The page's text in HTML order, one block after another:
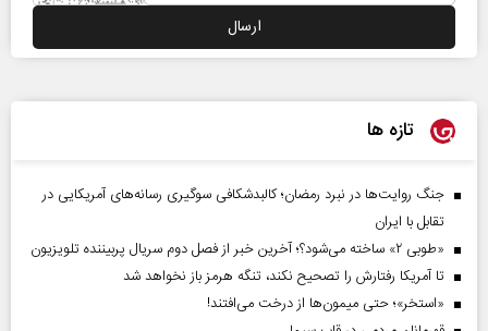
تازه ها
جنگ روایت‌ها در نبرد رمضان؛ کالبدشکافی سوگیری رسانه‌های آمریکایی در
تقابل با ایران
«طوبی ۲» ساخته می‌شود؟؛ آخرین خبر از فصل دوم سریال پربیننده تلویزیون
تا آمریکا رفتارش را تصحیح نکند، تنگه هرمز باز نخواهد شد
«استخر»‌‌؛ حتی میمون‌ها از درخت می‌افتند!